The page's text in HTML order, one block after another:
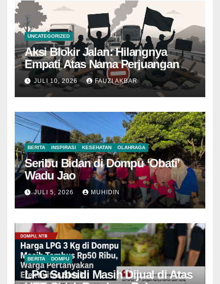
UNCATEGORIZED
Aksi Blokir Jalan: Hilangnya
Empati Atas Nama Perjuangan
JULI 10, 2026 FAUZI AKBAR
BERITA INSPIRASI KESEHATAN OLAHRAGA
Seribu Bidan di Dompu ‘Obati’
Wadu Jao
JULI 5, 2026 MUHIDIN
BERITA DOMPU
LPG Subsidi Masih Dijual di Atas